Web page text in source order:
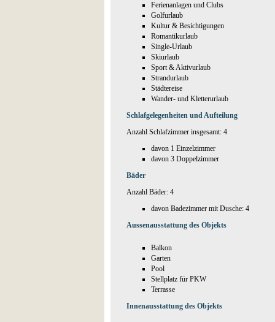
Ferienanlagen und Clubs
Golfurlaub
Kultur & Besichtigungen
Romantikurlaub
Single-Urlaub
Skiurlaub
Sport & Aktivurlaub
Strandurlaub
Städtereise
Wander- und Kletterurlaub
Schlafgelegenheiten und Aufteilung
Anzahl Schlafzimmer insgesamt: 4
davon 1 Einzelzimmer
davon 3 Doppelzimmer
Bäder
Anzahl Bäder: 4
davon Badezimmer mit Dusche: 4
Aussenausstattung des Objekts
Balkon
Garten
Pool
Stellplatz für PKW
Terrasse
Innenausstattung des Objekts